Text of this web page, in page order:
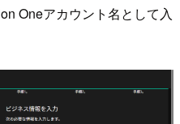
Oneアカウント名として入